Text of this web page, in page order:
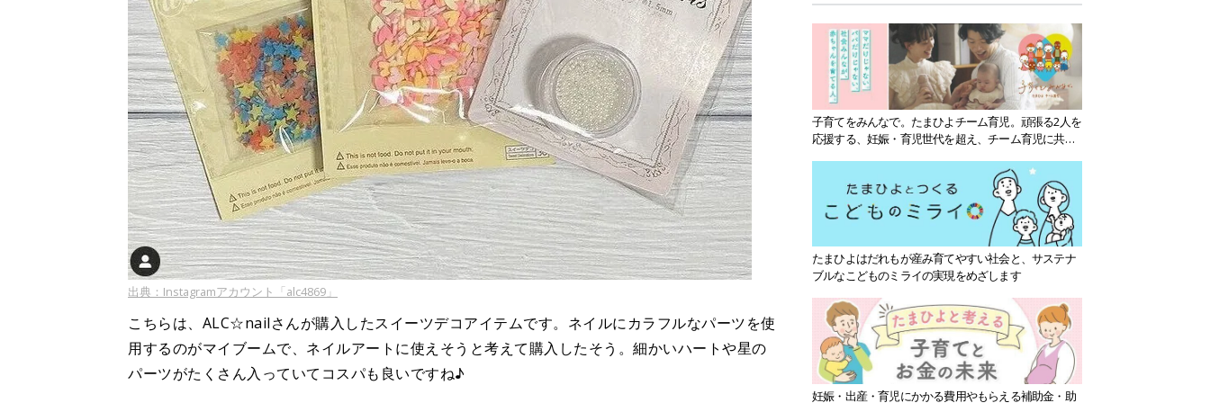
出典：Instagramアカウント「alc4869」
こちらは、ALC☆nailさんが購入したスイーツデコアイテムです。ネイルにカラフルなパーツを使
用するのがマイブームで、ネイルアートに使えそうと考えて購入したそう。細かいハートや星の
パーツがたくさん入っていてコスパも良いですね♪
子育てをみんなで。たまひよチーム育児。頑張る2人を
応援する、妊娠・育児世代を超え、チーム育児に共感
たまひよはだれもが産み育てやすい社会と、サステナ
ブルなこどものミライの実現をめざします
妊娠・出産・育児にかかる費用やもらえる補助金・助